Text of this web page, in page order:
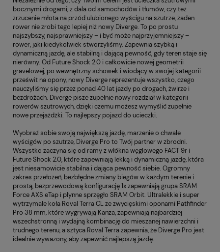
bocznymi drogami, z dala od samochodów i tłumów, czy też
zrzucenie młota na przód ulubionego wyścigu na szutrze, żaden
rower nie zrobi tego lepiej niż nowy Diverge. To po prostu
najszybszy, najsprawniejszy – i być może najprzyjemniejszy –
rower, jaki kiedykolwiek stworzyliśmy. Zapewnia szybką i
dynamiczną jazdę, ale stabilną i dającą pewność, gdy teren staje się
nierówny. Od Future Shock 2.0 i całkowicie nowej geometrii
gravelowej, po wewnętrzny schowek i wiodący w swojej kategorii
prześwit na opony, nowy Diverge reprezentuje wszystko, czego
nauczyliśmy się przez ponad 40 lat jazdy po drogach, żwirze i
bezdrożach. Diverge pisze zupełnie nowy rozdział w kategorii
rowerów szutrowych, dzięki czemu możesz wymyślić zupełnie
nowe przejażdżki. To najlepszy pojazd do ucieczki.
Wyobraź sobie swoją największą jazdę, marzenie o chwale
wyścigów po szutrze, Diverge Pro to Twój partner w zbrodni.
Wszystko zaczyna się od ramy z włókna węglowego FACT 9r i
Future Shock 2.0, które zapewniają lekką i dynamiczną jazdę, która
jest niesamowicie stabilna i dająca pewność siebie. Ogromny
zakres przełożeń, bezbłędne zmiany biegów w każdym terenie i
prostą, bezprzewodową konfigurację 1x zapewniają grupa SRAM
Force AXS eTap i płynne sprzęgło SRAM Orbit. Ultralekkie i super
wytrzymałe koła Roval Terra CL ze zwycięskimi oponami Pathfinder
Pro 38 mm, które wygrywają Kanza, zapewniają najbardziej
wszechstronną i wydajną kombinację do mieszanej nawierzchni i
trudnego terenu, a sztyca Roval Terra zapewnia, że Diverge Pro jest
idealnie wyważony, aby zapewnić najlepszą jazdę.